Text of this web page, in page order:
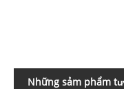
Những sảm phẩm